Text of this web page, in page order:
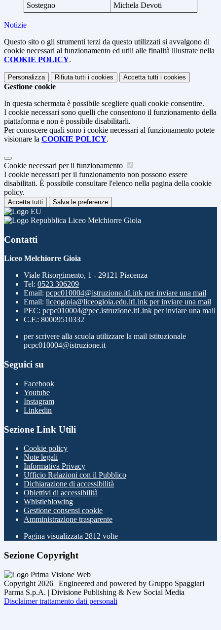
Sostegno Michela Devoti
Notizie
Questo sito o gli strumenti terzi da questo utilizzati si avvalgono di
cookie necessari al funzionamento ed utili alle finalità illustrate nella
COOKIE POLICY.
Personalizza Rifiuta tutti i cookies Accetta tutti i cookies
Gestione cookie
In questa schermata è possibile scegliere quali cookie consentire.
I cookie necessari sono quelli che consentono il funzionamento della
piattaforma e non è possibile disabilitarli.
Per conoscere quali sono i cookie necessari al funzionamento potete
visionare la COOKIE POLICY.
Cookie necessari per il funzionamento
I cookie necessari per il funzionamento non possono essere
disabilitati. È possibile consultare l'elenco nella pagina della cookie
policy.
Accetta tutti Salva le preferenze
Liceo Melchiorre Gioia
Contatti
Liceo Melchiorre Gioia
Viale Risorgimento, 1 - 29121 Piacenza
Tel: 0523 306209
Email: pcpc010004@istruzione.itLink per inviare una mail
Email: liceogioia@liceogioia.edu.itLink per inviare una mail
PEC: pcpc010004@pec.istruzione.itLink per inviare una mail
C.F.: 80009510332
per scrivere alla scuola utilizzare la mail istituzionale
pcpc010004@istruzione.it
Seguici su
Facebook
Youtube
Instagram
Linkedin
Sezione Link Utili
Cookie policy
Note legali
Informativa Privacy
Ufficio Relazioni con il Pubblico
Dichiarazione di accessibilità
Obiettivi di accessibilità
Whistleblowing
Gestione consensi cookie
Amministrazione trasparente
Pagina visualizzata 2812 volte
Sezione Copyright
Copyright 2026 | Engineered and powered by Gruppo Spaggiari
Parma S.p.A. | Divisione Publishing & New Social Media
Disclaimer trattamento dati personali